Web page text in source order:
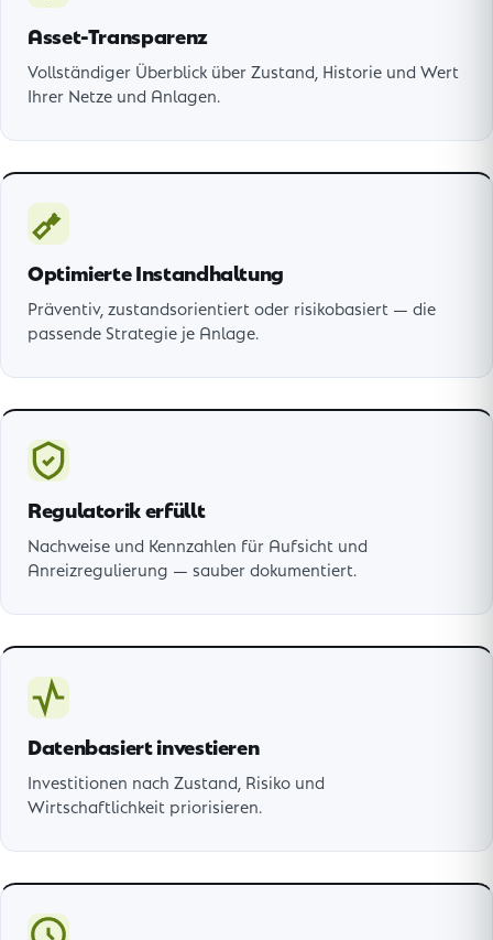
Asset-Transparenz
Vollständiger Überblick über Zustand, Historie und Wert
Ihrer Netze und Anlagen.
Optimierte Instandhaltung
Präventiv, zustandsorientiert oder risikobasiert — die
passende Strategie je Anlage.
Regulatorik erfüllt
Nachweise und Kennzahlen für Aufsicht und
Anreizregulierung — sauber dokumentiert.
Datenbasiert investieren
Investitionen nach Zustand, Risiko und
Wirtschaftlichkeit priorisieren.